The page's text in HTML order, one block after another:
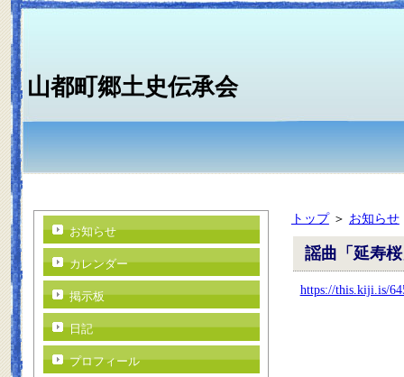
山都町郷土史伝承会
トップ＞ お知らせ
謡曲「延寿
https://this.kiji.is/
お知らせ
カレンダー
掲示板
日記
プロフィール